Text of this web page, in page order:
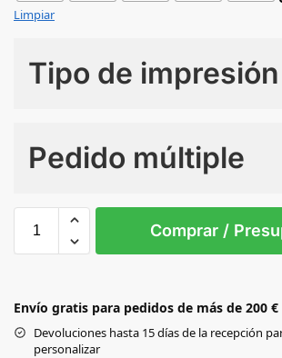
Limpiar
Tipo de impresión
Pedido múltiple
3XL
Black
Comprar /
Envío gratis para pedidos de más de 200 €
Devoluciones hasta 15 días de la recepción
personalizar